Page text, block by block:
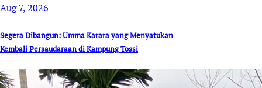
Aug 7, 2026
Segera Dibangun: Umma Karara yang Menyatukan
Kembali Persaudaraan di Kampung Tossi